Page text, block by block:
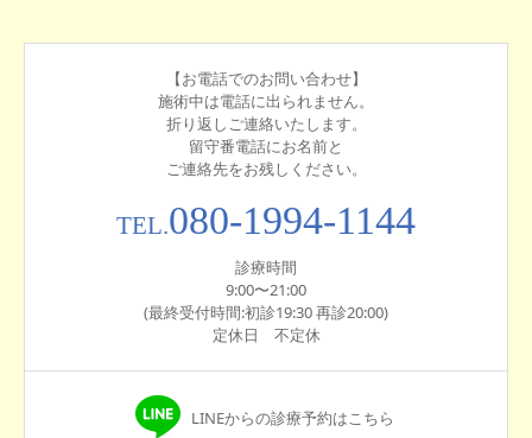
【お電話でのお問い合わせ】
施術中は電話に出られません。
折り返しご連絡いたします。
留守番電話にお名前と
ご連絡先をお残しください。
TEL.080-1994-1144
診療時間
9:00〜21:00
(最終受付時間:初診19:30 再診20:00)
定休日 不定休
LINEからの診療予約はこちら